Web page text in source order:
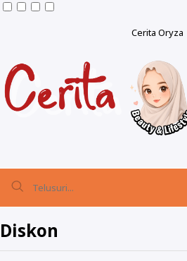
Cerita Oryza
Diskon